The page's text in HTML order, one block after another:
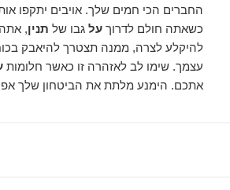
החברים הכי חמים שלך. אויבים יתקפו
כשאתה חולם לדרוךעל גבו של תנין,
להיקלע לצרה, ממנה תצטרך להיאבק
עצמך. שימו לב לאזהרה זו כאשר חלומות
אתכם. הימנע מלתת את הביטחון שלך